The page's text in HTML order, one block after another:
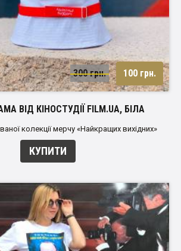
300 грн. 100 грн.
ВІД КІНОСТУДІЇ FILM.UA, БІЛА
колекції мерчу «Найкращих вихідних»
КУПИТИ